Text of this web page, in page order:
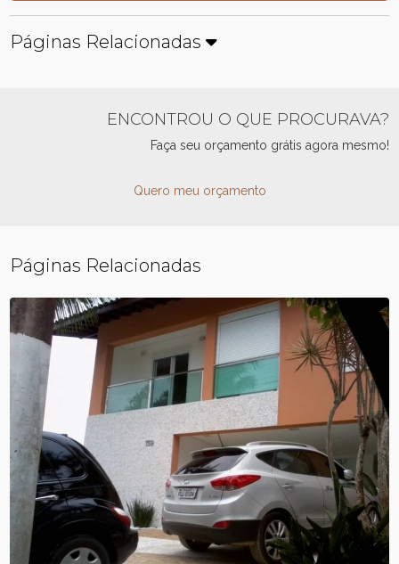
Páginas Relacionadas
ENCONTROU O QUE PROCURAVA?
Faça seu orçamento grátis agora mesmo!
Quero meu orçamento
Páginas Relacionadas